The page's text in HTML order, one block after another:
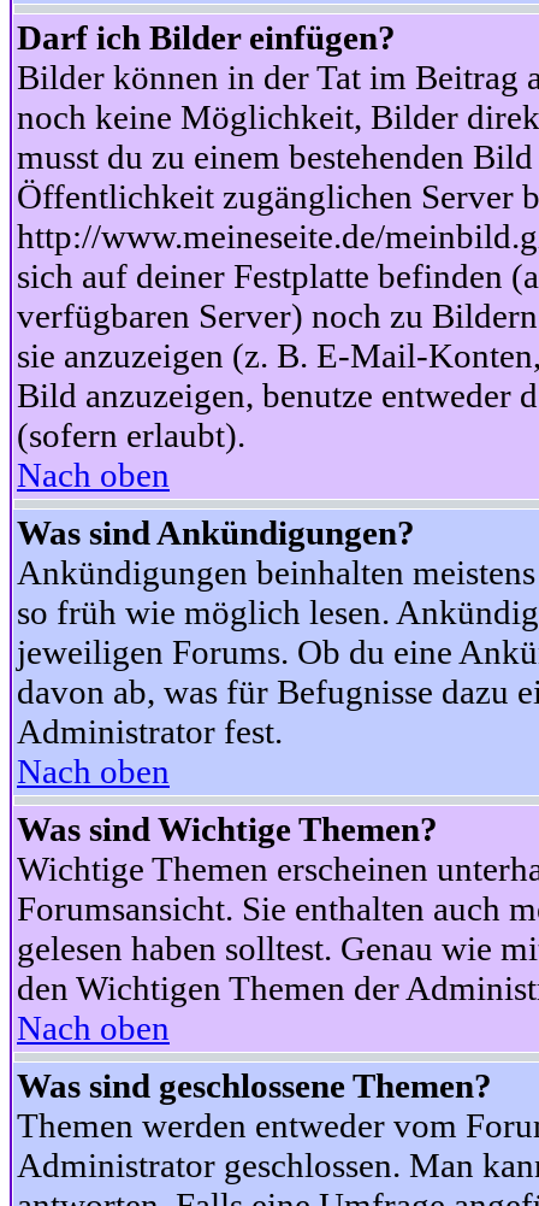
Darf ich Bilder einfügen?
Bilder können in der Tat im Beitrag
noch keine Möglichkeit, Bilder
musst du zu einem bestehenden
Öffentlichkeit zugänglichen Server
http://www.meineseite.de/
sich auf deiner Festplatte befinden
verfügbaren Server) noch zu
sie anzuzeigen (z. B. E-Mail-
Bild anzuzeigen, benutze
(sofern erlaubt).
Nach oben
Was sind Ankündigungen?
Ankündigungen beinhalten
so früh wie möglich lesen.
jeweiligen Forums. Ob du eine
davon ab, was für Befugnisse dazu
Administrator fest.
Nach oben
Was sind Wichtige Themen?
Wichtige Themen erscheinen
Forumsansicht. Sie enthalten auch
gelesen haben solltest. Genau wie
den Wichtigen Themen der
Nach oben
Was sind geschlossene Themen?
Themen werden entweder vom
Administrator geschlossen. Man